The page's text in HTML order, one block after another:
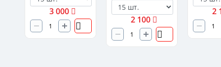
3 000
2 100
2